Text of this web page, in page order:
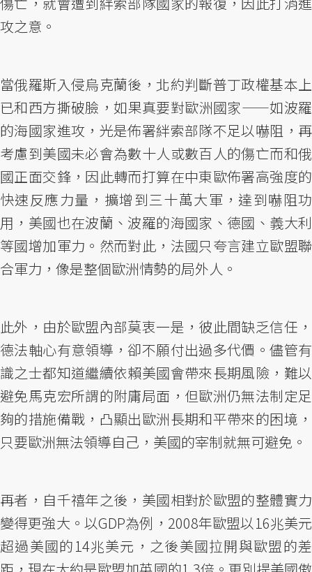
攻之意。
當俄羅斯入侵烏克蘭後，北約判斷普丁政權基本上
已和西方撕破臉，如果真要對歐洲國家——如波羅
的海國家進攻，光是佈署絆索部隊不足以嚇阻，再
考慮到美國未必會為數十人或數百人的傷亡而和俄
國正面交鋒，因此轉而打算在中東歐佈署高強度的
快速反應力量，擴增到三十萬大軍，達到嚇阻功
用，美國也在波蘭、波羅的海國家、德國、義大利
等國增加軍力。然而對此，法國只夸言建立歐盟聯
合軍力，像是整個歐洲情勢的局外人。
此外，由於歐盟內部莫衷一是，彼此間缺乏信任，
德法軸心有意領導，卻不願付出過多代價。儘管有
識之士都知道繼續依賴美國會帶來長期風險，難以
避免馬克宏所謂的附庸局面，但歐洲仍無法制定足
夠的措施備戰，凸顯出歐洲長期和平帶來的困境，
只要歐洲無法領導自己，美國的宰制就無可避免。
再者，自千禧年之後，美國相對於歐盟的整體實力
變得更強大。以GDP為例，2008年歐盟以16兆美元
超過美國的14兆美元，之後美國拉開與歐盟的差